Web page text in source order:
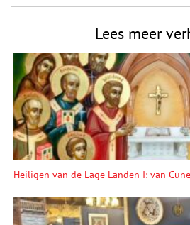
Lees meer
Heiligen van de Lage Landen I: van